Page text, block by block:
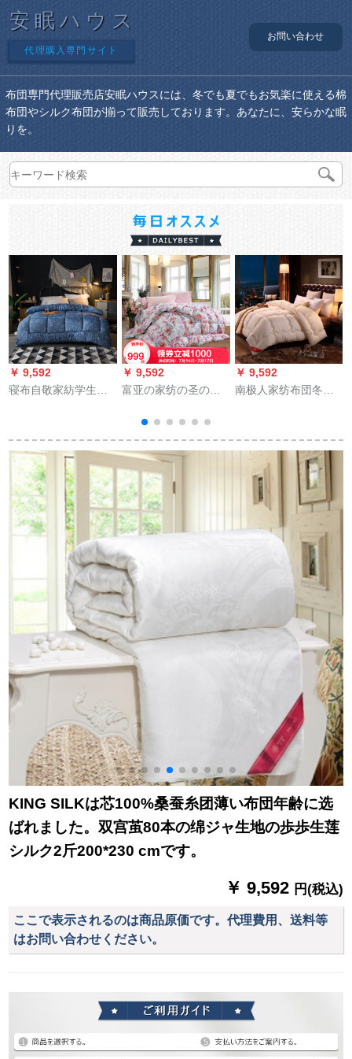
安眠ハウス
代理購入専門サイト
お問い合わせ
布団専門代理販売店安眠ハウスには、冬でも夏でもお気楽に使える棉
布団やシルク布団が揃って販売しております。あなたに、安らかな眠
りを。
￥ 9,592
寝布自敬家紡学生厚
される150*200 cm/2
kg
￥ 9,592
富亚の家纺の圣の花
冬の露西亚の羽の冬
の厚いさは、ピンク
の1.8 m(230*229 cm)
です。
￥ 9,592
南极人家纺布団冬に
かい思いを-米色1.5 X
2メテルテルテルテル
超厚い冬に3 kg
KING SILKは芯100%桑蚕糸团薄い布団年齢に选
ばれました。双宫茧80本の绵ジャ生地の歩歩生莲
シルク2斤200*230 cmです。
￥ 9,592 円(税込)
ここで表示されるのは商品原価です。代理費用、送料等
はお問い合わせください。